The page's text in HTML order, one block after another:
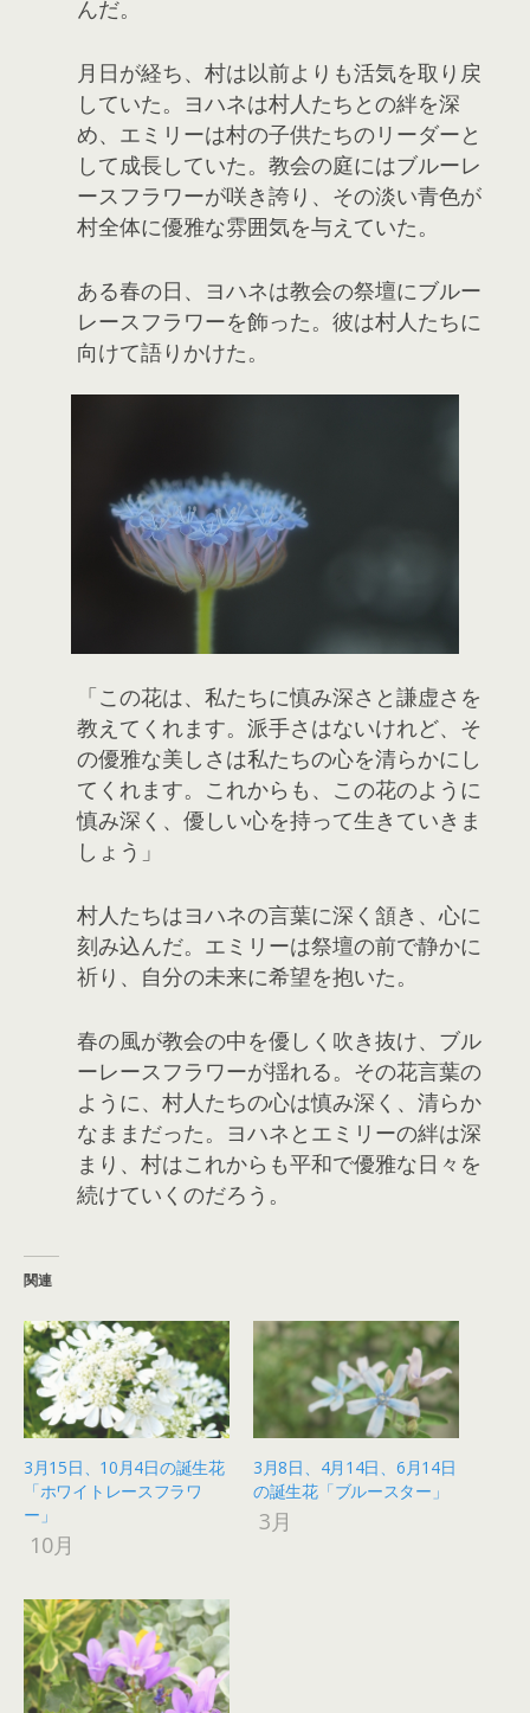
んだ。
月日が経ち、村は以前よりも活気を取り戻
していた。ヨハネは村人たちとの絆を深
め、エミリーは村の子供たちのリーダーと
して成長していた。教会の庭にはブルーレ
ースフラワーが咲き誇り、その淡い青色が
村全体に優雅な雰囲気を与えていた。
ある春の日、ヨハネは教会の祭壇にブルー
レースフラワーを飾った。彼は村人たちに
向けて語りかけた。
「この花は、私たちに慎み深さと謙虚さを
教えてくれます。派手さはないけれど、そ
の優雅な美しさは私たちの心を清らかにし
てくれます。これからも、この花のように
慎み深く、優しい心を持って生きていきま
しょう」
村人たちはヨハネの言葉に深く頷き、心に
刻み込んだ。エミリーは祭壇の前で静かに
祈り、自分の未来に希望を抱いた。
春の風が教会の中を優しく吹き抜け、ブル
ーレースフラワーが揺れる。その花言葉の
ように、村人たちの心は慎み深く、清らか
なままだった。ヨハネとエミリーの絆は深
まり、村はこれからも平和で優雅な日々を
続けていくのだろう。
関連
3月15日、10月4日の誕生花
「ホワイトレースフラワ
ー」
10月
3月8日、4月14日、6月14日
の誕生花「ブルースター」
3月